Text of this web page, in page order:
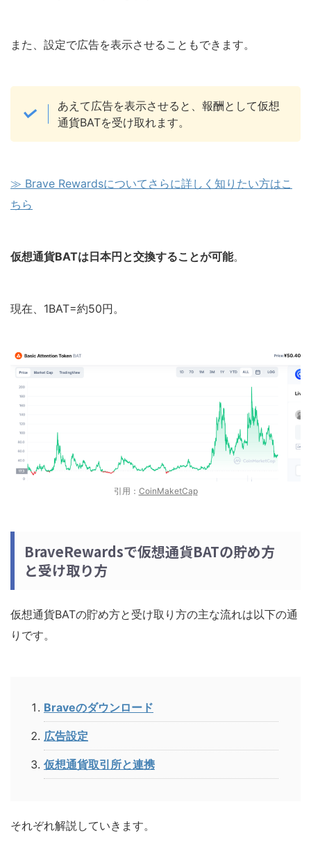
また、設定で広告を表示させることもできます。
あえて広告を表示させると、報酬として仮想
通貨BATを受け取れます。
≫ Brave Rewardsについてさらに詳しく知りたい方はこ
ちら
仮想通貨BATは日本円と交換することが可能。
現在、1BAT=約50円。
引用： CoinMaketCap
BraveRewardsで仮想通貨BATの貯め方
と受け取り方
仮想通貨BATの貯め方と受け取り方の主な流れは以下の通
りです。
Braveのダウンロード
広告設定
仮想通貨取引所と連携
それぞれ解説していきます。